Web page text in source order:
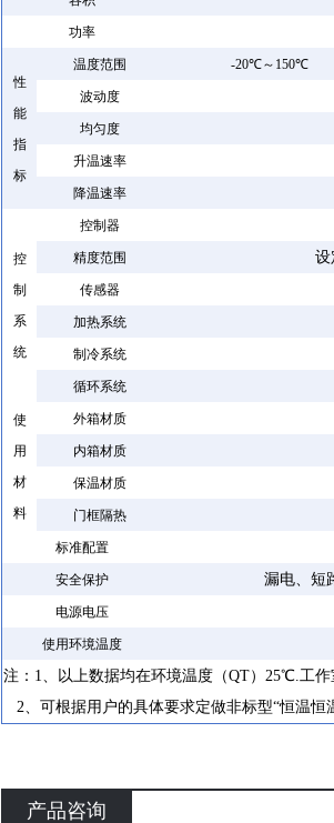
功率
性
能
指
标
温度范围 -20℃～150℃
波动度
均匀度
升温速率
降温速率
控
制
系
统
控制器
精度范围 设
传感器
加热系统
制冷系统
循环系统
使
用
材
料
外箱材质
内箱材质
保温材质
门框隔热
标准配置
安全保护 漏电、短
电源电压
使用环境温度
注： 1、以上数据均在环境温度（QT）25℃.工作
2、可根据用户的具体要求定做非标型“恒温恒
产品咨询